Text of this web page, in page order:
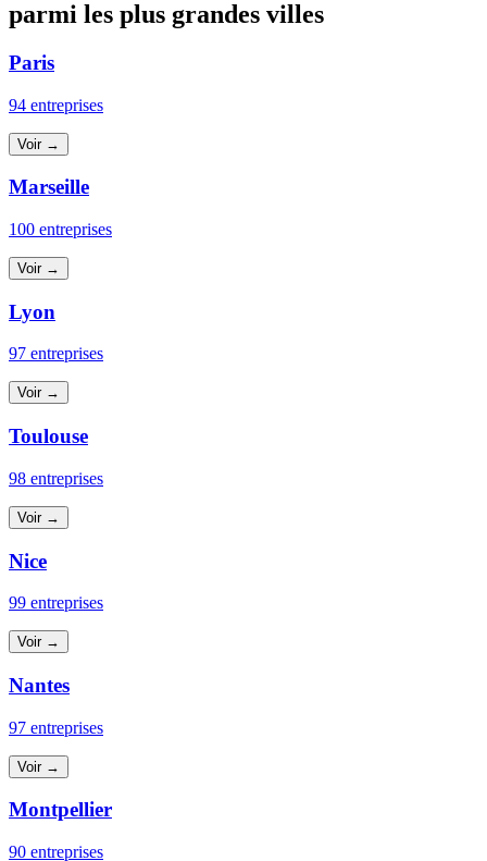
parmi les plus grandes villes
Paris
94 entreprises
Voir →
Marseille
100 entreprises
Voir →
Lyon
97 entreprises
Voir →
Toulouse
98 entreprises
Voir →
Nice
99 entreprises
Voir →
Nantes
97 entreprises
Voir →
Montpellier
90 entreprises